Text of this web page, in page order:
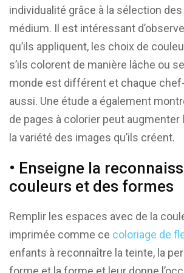
individualité grâce à la sélection
médium. Il est intéressant
qu’ils appliquent, les choix de
s’ils colorent de manière lâche ou
monde est différent et chaque
aussi. Une étude a également
de pages à colorier peut augmenter
la variété des images qu’ils créent.
• Enseigne la
couleurs et des formes
Remplir les espaces avec de la
imprimée comme ce coloriage de
enfants à reconnaître la teinte, la